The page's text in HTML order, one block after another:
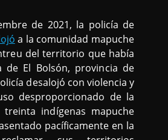
de 2021, la policía de
a la comunidad mapuche
del territorio que había
de El Bolsón, provincia de
desalojó con violencia y
desproporcionado de la
indígenas mapuche
pacíficamente en la